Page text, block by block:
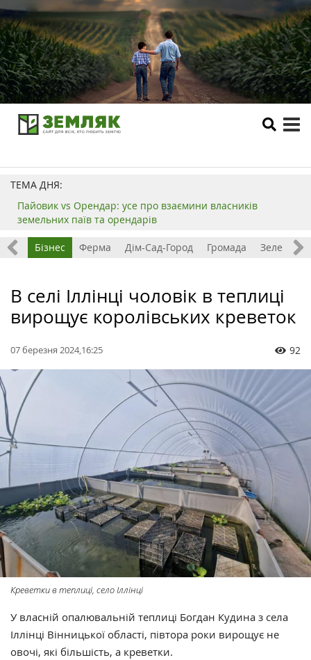
ТЕМА ДНЯ:
Пайовик vs Орендар: усе про взаємини власників
земельних паїв та орендарів
Бізнес Ферма Дім-Сад-Город Громада Зелений
В селі Іллінці чоловік в теплиці
вирощує королівських креветок
07 березня 2024,16:25 92
Креветки в теплиці, село Іллінці
У власній опалювальній теплиці Богдан Кудина з села
Іллінці Вінницької області, півтора роки вирощує не
овочі, які більшість, а креветки.